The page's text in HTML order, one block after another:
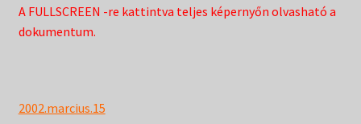
Csendesnapok
Expand
A FULLSCREEN -re kattintva teljes képernyőn olvasható a
dokumentum.
2002.marcius.15